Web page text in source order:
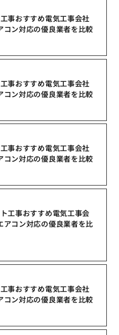
事おすすめ電気工事会社
コン対応の優良業者を比較
事おすすめ電気工事会社
コン対応の優良業者を比較
事おすすめ電気工事会社
コン対応の優良業者を比較
工事おすすめ電気工事会
コン対応の優良業者を比
事おすすめ電気工事会社
コン対応の優良業者を比較